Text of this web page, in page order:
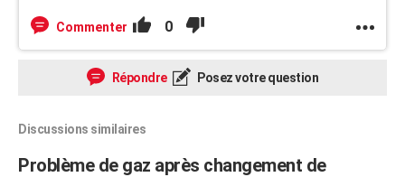
Commenter 0
Répondre Posez votre question
Discussions similaires
Problème de gaz après changement de